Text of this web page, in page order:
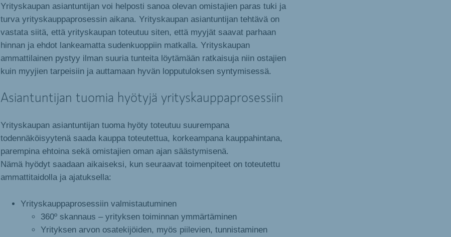
Yrityskaupan asiantuntijan voi helposti sanoa olevan omistajien paras tuki ja
turva yrityskauppaprosessin aikana. Yrityskaupan asiantuntijan tehtävä on
vastata siitä, että yrityskaupan toteutuu siten, että myyjät saavat parhaan
hinnan ja ehdot lankeamatta sudenkuoppiin matkalla. Yrityskaupan
ammattilainen pystyy ilman suuria tunteita löytämään ratkaisuja niin ostajien
kuin myyjien tarpeisiin ja auttamaan hyvän lopputuloksen syntymisessä.
Asiantuntijan tuomia hyötyjä yrityskauppaprosessiin
Yrityskaupan asiantuntijan tuoma hyöty toteutuu suurempana
todennäköisyytenä saada kauppa toteutettua, korkeampana kauppahintana,
parempina ehtoina sekä omistajien oman ajan säästymisenä.
Nämä hyödyt saadaan aikaiseksi, kun seuraavat toimenpiteet on toteutettu
ammattitaidolla ja ajatuksella:
Yrityskauppaprosessiin valmistautuminen
360º skannaus – yrityksen toiminnan ymmärtäminen
Yrityksen arvon osatekijöiden, myös piilevien, tunnistaminen